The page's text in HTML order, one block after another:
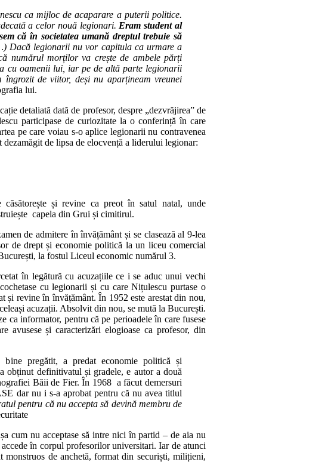
ca mijloc de acaparare a puterii politice.
a celor nouă legionari. Eram student al
că în societatea umană dreptul trebuie să
Dacă legionarii nu vor capitula ca urmare a
numărul morților va crește de ambele părți
cu oamenii lui, iar pe de altă parte legionarii
de viitor, deși nu aparțineam vreunei
lui.
detaliată dată de profesor, despre „dezvrăjirea” de
participase de curiozitate la o conferință în care
pe care voiau s-o aplice legionarii nu contravenea
de lipsa de elocvență a liderului legionar:
căsătorește și revine ca preot în satul natal, unde
capela din Grui și cimitirul.
de admitere în învățământ și se clasează al 9-lea
de drept și economie politică la un liceu comercial
la fostul Liceul economic numărul 3.
în legătură cu acuzațiile ce i se aduc unui vechi
cu legionarii și cu care Nițulescu purtase o
și revine în învățământ. În 1952 este arestat din nou,
acuzații. Absolvit din nou, se mută la București.
ca informator, pentru că pe perioadele în care fusese
avusese și caracterizări elogioase ca profesor, din
pregătit, a predat economie politică și
obținut definitivatul și gradele, e autor a două
Băii de Fier. În 1968 a făcut demersuri
dar nu i s-a aprobat pentru că nu avea titlul
pentru că nu accepta să devină membru de
cum nu acceptase să intre nici în partid – de aia nu
în corpul profesorilor universitari. Iar de atunci
de anchetă, format din securiști, milițieni,